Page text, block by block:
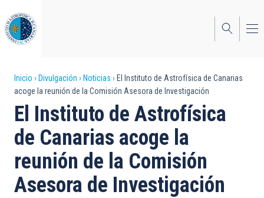
al
contenido
principal
Sobrescribir
enlaces
de
ayuda
a
la
Inicio Divulgación Noticias
El Instituto de Astrofísica de Canarias
acoge la reunión de la Comisión Asesora de Investigación
El Instituto de Astrofísica
de Canarias acoge la
reunión de la Comisión
Asesora de Investigación